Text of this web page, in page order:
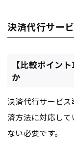
決済代行サー
【比較ポイン
か
決済代行サービ
済方法に対応し
ない必要です。